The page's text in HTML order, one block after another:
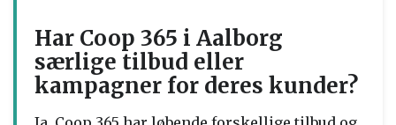
Har Coop 365 i Aalborg
særlige tilbud eller
kampagner for deres kunder?